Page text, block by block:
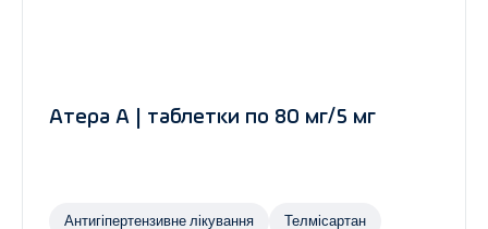
Атера А | таблетки по 80 мг/5 мг
Антигіпертензивне лікування Телмісартан